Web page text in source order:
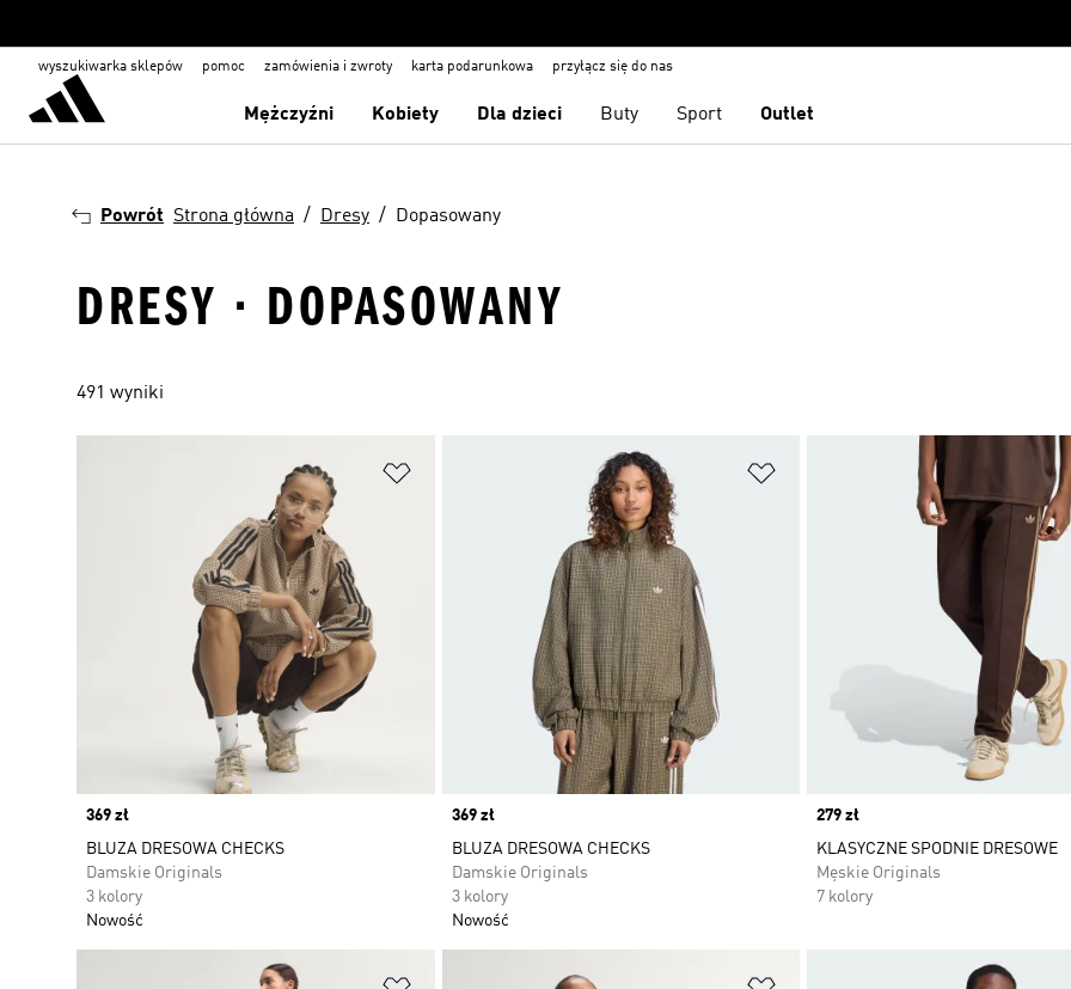
wyszukiwarka sklepów pomoc zamówienia i zwroty karta podarunkowa przyłącz się do nas
Mężczyźni Kobiety Dla dzieci Buty Sport Outlet
Powrót Strona główna Dresy Dopasowany
DRESY · DOPASOWANY
491 wyniki
Price
369 zł
BLUZA DRESOWA CHECKS
Damskie Originals
3 kolory
Nowość
Dodaj do listy życzeń
Price
369 zł
BLUZA DRESOWA CHECKS
Damskie Originals
3 kolory
Nowość
Price
279 zł
KLASYCZNE SPODNIE DRESOWE
Męskie Originals
7 kolory
Dodaj do listy życzeń